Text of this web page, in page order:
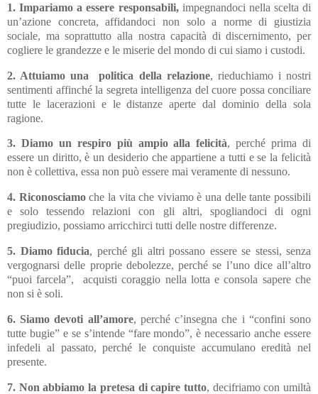
1. Impariamo a essere responsabili,impegnandoci nella scelta di
un’azione concreta, affidandoci non solo a norme di giustizia
sociale, ma soprattutto alla nostra capacità di discernimento, per
cogliere le grandezze e le miserie del mondo di cui siamo i custodi.
2. Attuiamo una politica della relazione, rieduchiamo i nostri
sentimenti affinché la segreta intelligenza del cuore possa conciliare
tutte le lacerazioni e le distanze aperte dal dominio della sola
ragione.
3. Diamo un respiro più ampio alla felicità, perché prima di
essere un diritto, è un desiderio che appartiene a tutti e se la felicità
non è collettiva, essa non può essere mai veramente di nessuno.
4. Riconosciamoche la vita che viviamo è una delle tante possibili
e solo tessendo relazioni con gli altri, spogliandoci di ogni
pregiudizio, possiamo arricchirci tutti delle nostre differenze.
5. Diamo fiducia, perché gli altri possano essere se stessi, senza
vergognarsi delle proprie debolezze, perché se l’uno dice all’altro
“puoi farcela”,
acquisti coraggio nella lotta e consola sapere che
non si è soli.
6. Siamo devoti all’amore, perché c’insegna che i “confini sono
tutte bugie” e se s’intende “fare mondo”, è necessario anche essere
infedeli al passato, perché le conquiste accumulano eredità nel
presente.
7. Non abbiamo la pretesa di capire tutto, decifriamo con umiltà